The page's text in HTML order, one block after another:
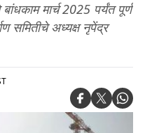
मार्च 2025 पर्यंत पूर्ण
समितीचे अध्यक्ष नृपेंद्र